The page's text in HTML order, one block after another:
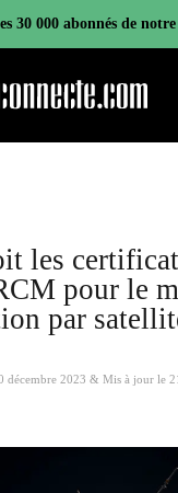
30 000 abonnés de
les
pour le
par
décembre 2023 & Mis à jour le